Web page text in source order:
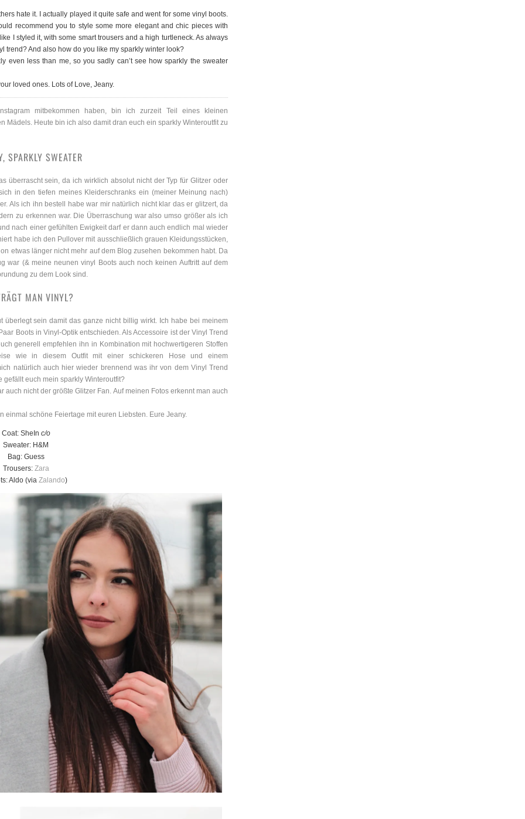
hate it. I actually played it quite safe and went for some vinyl boots.
recommend you to style some more elegant and chic pieces with
I styled it, with some smart trousers and a high turtleneck. As always
trend? And also how do you like my sparkly winter look?
even less than me, so you sadly can’t see how sparkly the sweater
loved ones. Lots of Love, Jeany.
mitbekommen haben, bin ich zurzeit Teil eines kleinen
Heute bin ich also damit dran euch ein sparkly Winteroutfit zu
SPARKLY SWEATER
überrascht sein, da ich wirklich absolut nicht der Typ für Glitzer oder
in den tiefen meines Kleiderschranks ein (meiner Meinung nach)
Als ich ihn bestell habe war mir natürlich nicht klar das er glitzert, da
zu erkennen war. Die Überraschung war also umso größer als ich
nach einer gefühlten Ewigkeit darf er dann auch endlich mal wieder
habe ich den Pullover mit ausschließlich grauen Kleidungsstücken,
etwas länger nicht mehr auf dem Blog zusehen bekommen habt. Da
war (& meine neunen vinyl Boots auch noch keinen Auftritt auf dem
zu dem Look sind.
MAN VINYL?
sein damit das ganze nicht billig wirkt. Ich habe bei meinem
Boots in Vinyl-Optik entschieden. Als Accessoire ist der Vinyl Trend
generell empfehlen ihn in Kombination mit hochwertigeren Stoffen
wie in diesem Outfit mit einer schickeren Hose und einem
natürlich auch hier wieder brennend was ihr von dem Vinyl Trend
euch mein sparkly Winteroutfit?
nicht der größte Glitzer Fan. Auf meinen Fotos erkennt man auch
schöne Feiertage mit euren Liebsten. Eure Jeany.
Coat: SheIn c/o
Sweater: H&M
Bag: Guess
Trousers: Zara
Aldo (via Zalando)